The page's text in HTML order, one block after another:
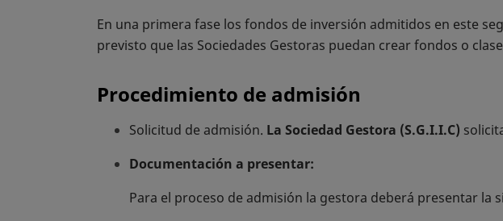
En una primera fase los fondos de inversión admitidos en este
previsto que las Sociedades Gestoras puedan crear fondos o
Procedimiento de admisión
Solicitud de admisión. La Sociedad Gestora (S.G.I.I.C)
Documentación a presentar:
Para el proceso de admisión la gestora deberá presentar